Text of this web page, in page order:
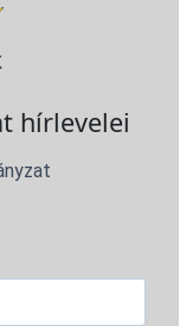
hírlevelei